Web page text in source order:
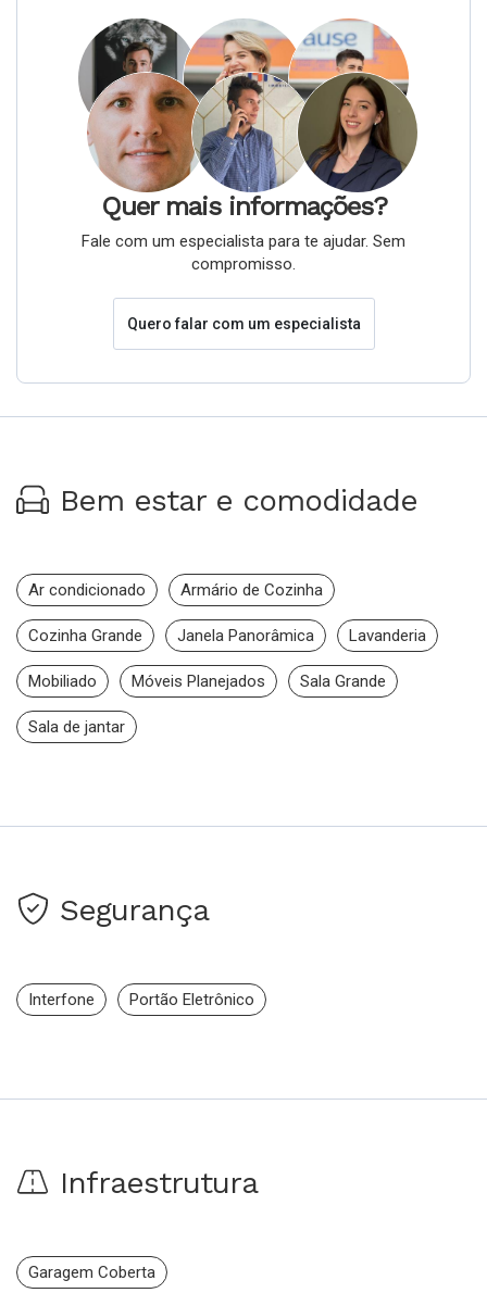
Quer mais informações?
Fale com um especialista para te ajudar. Sem
compromisso.
Quero falar com um especialista
Bem estar e comodidade
Ar condicionado Armário de Cozinha
Cozinha Grande Janela Panorâmica Lavanderia
Mobiliado Móveis Planejados Sala Grande
Sala de jantar
Segurança
Interfone Portão Eletrônico
Infraestrutura
Garagem Coberta